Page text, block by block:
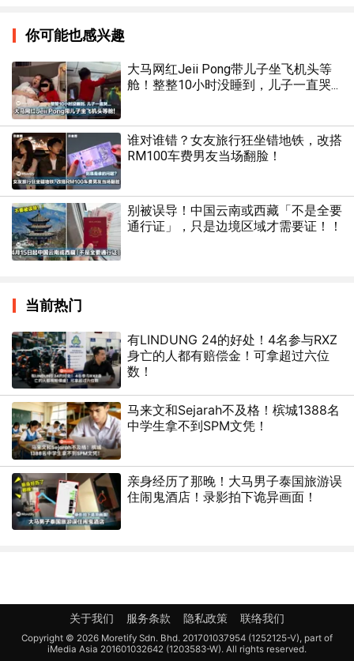
你可能也感兴趣
大马网红Jeii Pong带儿子坐飞机头等
舱！整整10小时没睡到，儿子一直哭...
谁对谁错？女友旅行狂坐错地铁，改搭
RM100车费男友当场翻脸！
别被误导！中国云南或西藏「不是全要
通行证」，只是边境区域才需要证！！
当前热门
有LINDUNG 24的好处！4名参与RXZ
身亡的人都有赔偿金！可拿超过六位
数！
马来文和Sejarah不及格！槟城1388名
中学生拿不到SPM文凭！
亲身经历了那晚！大马男子泰国旅游误
住闹鬼酒店！录影拍下诡异画面！
关于我们 服务条款 隐私政策 联络我们
Copyright © 2026 Moretify Sdn. Bhd. 201701037954 (1252125-V), part of
iMedia Asia 201601032642 (1203583-W). All rights reserved.